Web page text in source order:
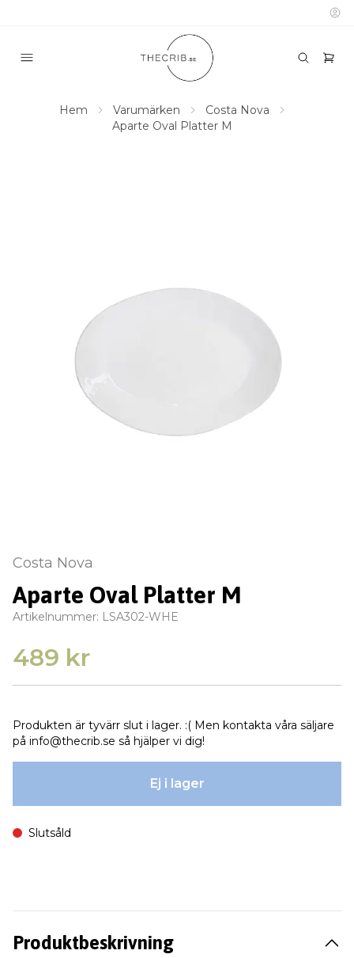
Hem Varumärken
Costa Nova
Aparte Oval Platter M
Costa Nova
Aparte Oval Platter M
Artikelnummer: LSA302-WHE
489 kr
Produkten är tyvärr slut i lager. :( Men kontakta våra säljare
på info@thecrib.se så hjälper vi dig!
Ej i lager
Slutsåld
Produktbeskrivning